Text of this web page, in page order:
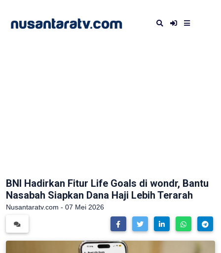
BNI Hadirkan Fitur Life Goals di wondr, Bantu
Nasabah Siapkan Dana Haji Lebih Terarah
Nusantaratv.com - 07 Mei 2026